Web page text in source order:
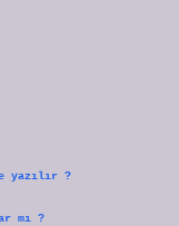
yazılır ?
mı ?